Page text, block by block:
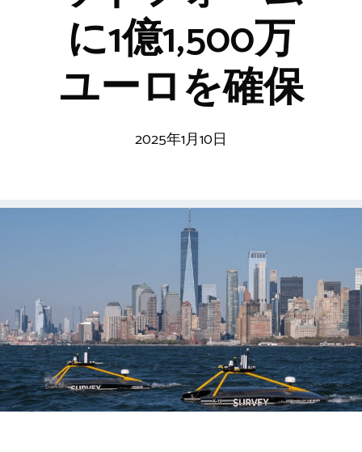
に1億1,500万
ユーロを確保
2025年1月10日